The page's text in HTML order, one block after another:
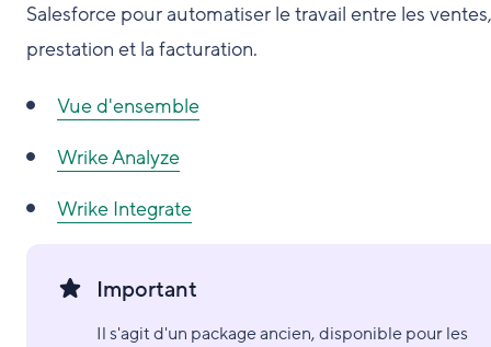
Salesforce pour automatiser le travail entre les
prestation et la facturation.
Vue d'ensemble
Wrike Analyze
Wrike Integrate
Important
Il s'agit d'un package ancien, disponible pour les